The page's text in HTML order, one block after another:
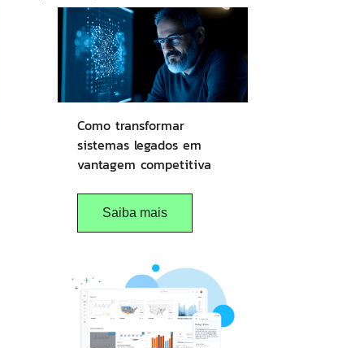
Como transformar
sistemas legados em
vantagem competitiva
Saiba mais